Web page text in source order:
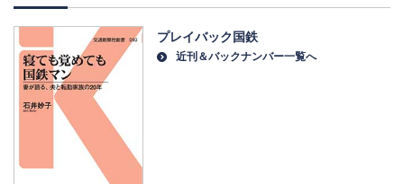
プレイバック国鉄
近刊＆バックナンバー一覧へ